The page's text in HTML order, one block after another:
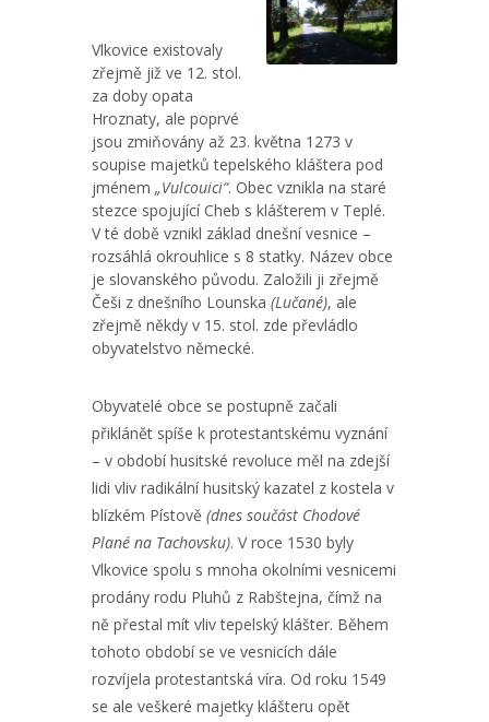
Vlkovice existovaly
zřejmě již ve 12. stol.
za doby opata
Hroznaty, ale poprvé
jsou zmiňovány až 23. května 1273 v
soupise majetků tepelského kláštera pod
jménem „Vulcouici“. Obec vznikla na staré
stezce spojující Cheb s klášterem v Teplé.
V té době vznikl základ dnešní vesnice –
rozsáhlá okrouhlice s 8 statky. Název obce
je slovanského původu. Založili ji zřejmě
Češi z dnešního Lounska (Lučané), ale
zřejmě někdy v 15. stol. zde převládlo
obyvatelstvo německé.
Obyvatelé obce se postupně začali
přiklánět spíše k protestantskému vyznání
– v období husitské revoluce měl na zdejší
lidi vliv radikální husitský kazatel z kostela v
blízkém Pístově (dnes součást Chodové
Plané na Tachovsku). V roce 1530 byly
Vlkovice spolu s mnoha okolními vesnicemi
prodány rodu Pluhů z Rabštejna, čímž na
ně přestal mít vliv tepelský klášter. Během
tohoto období se ve vesnicích dále
rozvíjela protestantská víra. Od roku 1549
se ale veškeré majetky klášteru opět